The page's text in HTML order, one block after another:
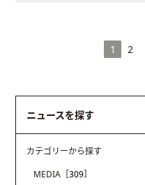
1 2
ニュースを探す
カテゴリーから探す
MEDIA ［309］